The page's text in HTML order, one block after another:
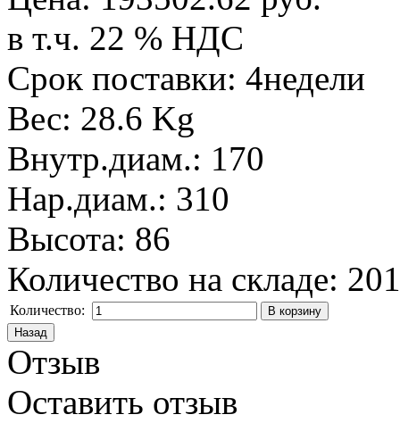
в т.ч. 22 % НДС
Срок поставки: 4недели
Вес: 28.6 Kg
Внутр.диам.: 170
Нар.диам.: 310
Высота: 86
Количество на складе: 201
Количество:
Отзыв
Оставить отзыв